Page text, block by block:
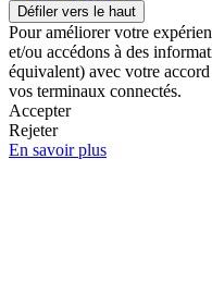
Défiler vers le haut
Pour améliorer votre
et/ou accédons à des
équivalent) avec votre
vos terminaux connectés.
Accepter
Rejeter
En savoir plus